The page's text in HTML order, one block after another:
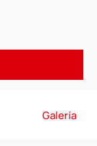
Galería